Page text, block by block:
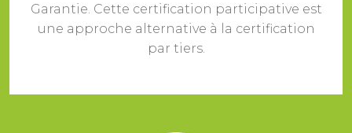
Garantie. Cette certification participative est
une approche alternative à la certification
par tiers.